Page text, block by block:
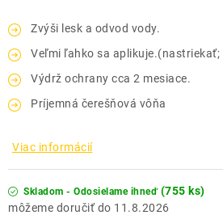
Zvýši lesk a odvod vody.
Veľmi ľahko sa aplikuje.(nastriekať;
Výdrž ochrany cca 2 mesiace.
Príjemná čerešňová vôňa
Viac informácií
Skladom - Odosielame ihneď (755 ks)
11.8.2026